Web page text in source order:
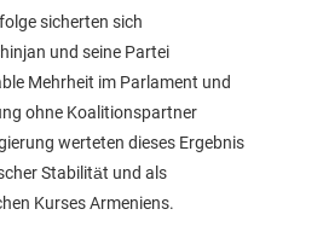
sicherten sich
und seine Partei
Mehrheit im Parlament und
ohne Koalitionspartner
werteten dieses Ergebnis
Stabilität und als
Kurses Armeniens.